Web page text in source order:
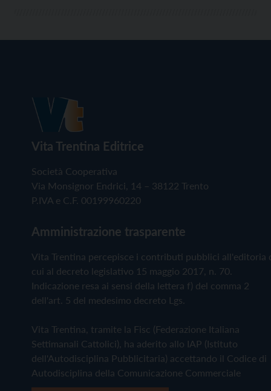
Vita Trentina Editrice
Società Cooperativa
Via Monsignor Endrici, 14 – 38122 Trento
P.IVA e C.F. 00199960220
Amministrazione trasparente
Vita Trentina percepisce i contributi pubblici all'editoria
cui al decreto legislativo 15 maggio 2017, n. 70.
Indicazione resa ai sensi della lettera f) del comma 2
dell'art. 5 del medesimo decreto Lgs.
Vita Trentina, tramite la Fisc (Federazione Italiana
Settimanali Cattolici), ha aderito allo IAP (Istituto
dell'Autodisciplina Pubblicitaria) accettando il Codice di
Autodisciplina della Comunicazione Commerciale